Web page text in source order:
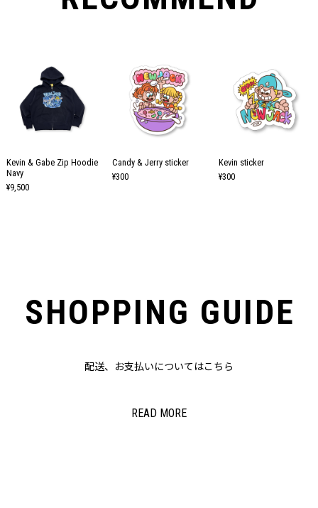
Kevin & Gabe Zip Hoodie
Navy
¥9,500
Candy & Jerry sticker
¥300
Kevin sticker
¥300
SHOPPING GUIDE
配送、お支払いについてはこちら
READ MORE